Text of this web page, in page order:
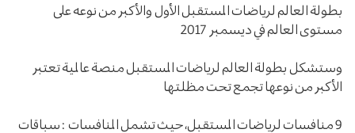
بطولة العالم لرياضات المستقبل الأول والأكبر من نوعه على
مستوى العالم في ديسمبر 2017
وستشكل بطولة العالم لرياضات المستقبل منصة عالمية تعتبر
الأكبر من نوعها تجمع تحت مظلتها
9 منافسات لرياضات المستقبل، حيث تشمل المنافسات : سباقات